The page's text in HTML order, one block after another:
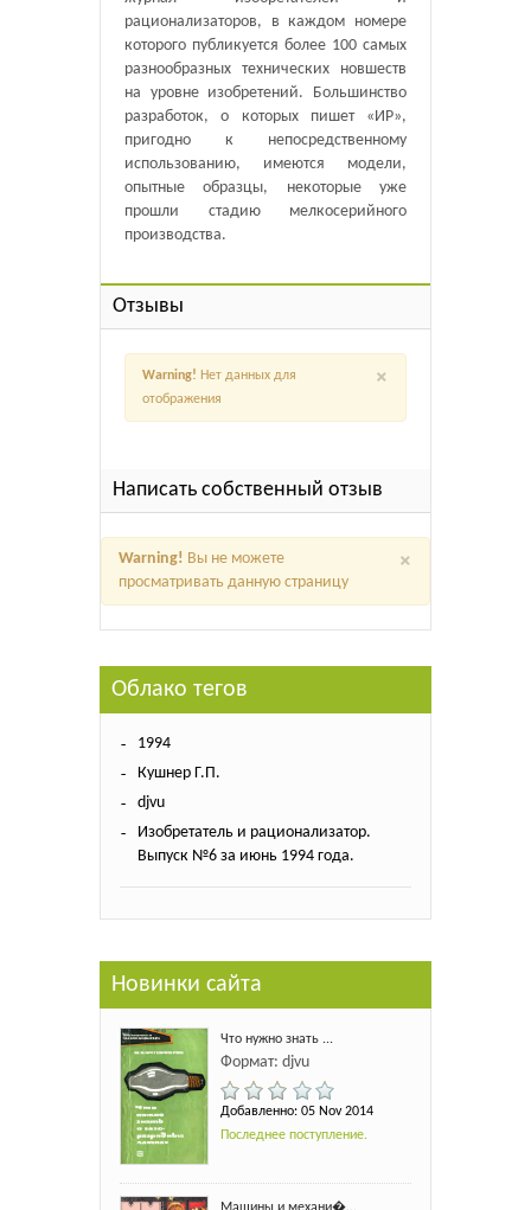
рационализаторов, в каждом номере
которого публикуется более 100 самых
разнообразных технических новшеств
на уровне изобретений. Большинство
разработок, о которых пишет «ИР»,
пригодно к непосредственному
использованию, имеются модели,
опытные образцы, некоторые уже
прошли стадию мелкосерийного
производства.
Отзывы
×
Warning! Нет данных для
отображения
Написать собственный отзыв
×
Warning! Вы не можете
просматривать данную страницу
Облако тегов
1994
Кушнер Г.П.
djvu
Изобретатель и рационализатор.
Выпуск №6 за июнь 1994 года.
Новинки сайта
Что нужно знать ...
Формат: djvu
Добавленно: 05 Nov 2014
Последнее поступление.